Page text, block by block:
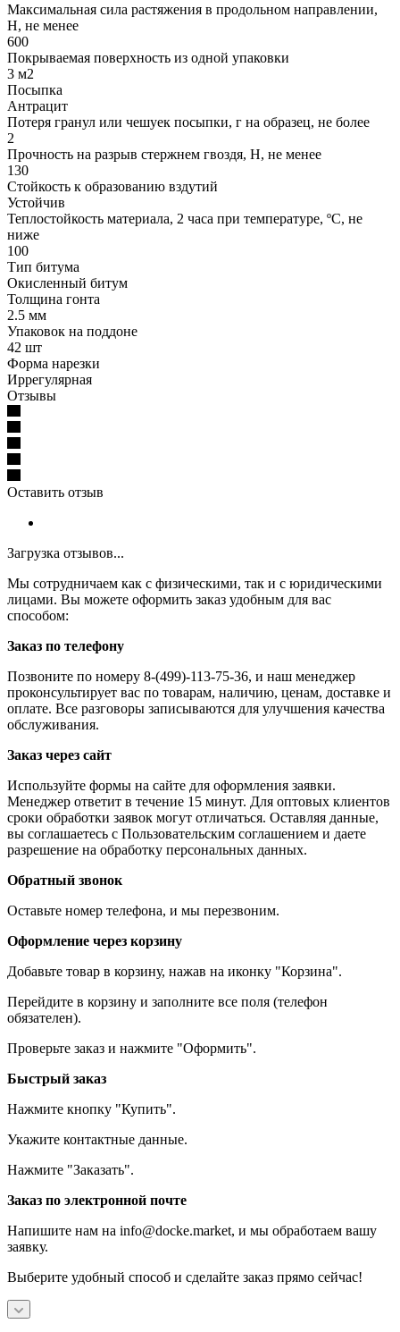
Максимальная сила растяжения в продольном направлении,
Н, не менее
600
Покрываемая поверхность из одной упаковки
3 м2
Посыпка
Антрацит
Потеря гранул или чешуек посыпки, г на образец, не более
2
Прочность на разрыв стержнем гвоздя, Н, не менее
130
Стойкость к образованию вздутий
Устойчив
Теплостойкость материала, 2 часа при температуре, ºС, не
ниже
100
Тип битума
Окисленный битум
Толщина гонта
2.5 мм
Упаковок на поддоне
42 шт
Форма нарезки
Иррегулярная
Отзывы
Оставить отзыв
Загрузка отзывов...
Мы сотрудничаем как с физическими, так и с юридическими
лицами. Вы можете оформить заказ удобным для вас
способом:
Заказ по телефону
Позвоните по номеру 8-(499)-113-75-36, и наш менеджер
проконсультирует вас по товарам, наличию, ценам, доставке и
оплате. Все разговоры записываются для улучшения качества
обслуживания.
Заказ через сайт
Используйте формы на сайте для оформления заявки.
Менеджер ответит в течение 15 минут. Для оптовых клиентов
сроки обработки заявок могут отличаться. Оставляя данные,
вы соглашаетесь с Пользовательским соглашением и даете
разрешение на обработку персональных данных.
Обратный звонок
Оставьте номер телефона, и мы перезвоним.
Оформление через корзину
Добавьте товар в корзину, нажав на иконку "Корзина".
Перейдите в корзину и заполните все поля (телефон
обязателен).
Проверьте заказ и нажмите "Оформить".
Быстрый заказ
Нажмите кнопку "Купить".
Укажите контактные данные.
Нажмите "Заказать".
Заказ по электронной почте
Напишите нам на info@docke.market, и мы обработаем вашу
заявку.
Выберите удобный способ и сделайте заказ прямо сейчас!